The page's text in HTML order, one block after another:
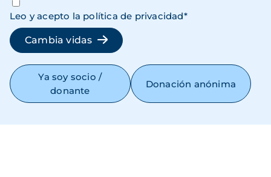
Leo y acepto la política de privacidad*
Cambia vidas
Ya soy socio /
donante
Donación anónima